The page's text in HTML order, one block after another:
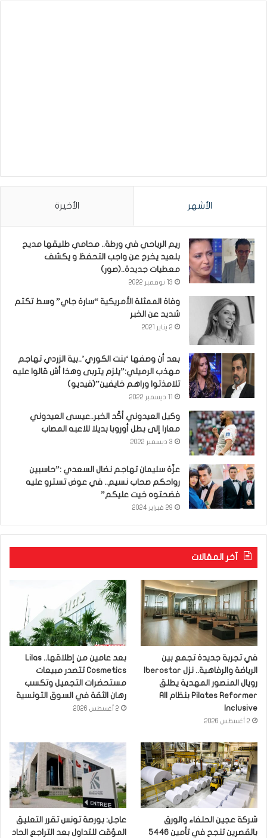
الأشهر الأخيرة
ريم الرياحي في ورطة.. محامي طليقها مديح
بلعيد يخرج عن واجب التحفظ و يكشف
معطيات جديدة..(صور)
13 نوفمبر 2022
وفاة الممثلة الأمريكية “سارة جاي” وسط تكتم
شديد عن الخبر
2 يناير 2021
بعد أن وصفها ‘بنت الكوري’..بية الزردي تهاجم
مهذب الرميلي:”يلزم يتربى وهذا أش قالوا عليه
تلامذتوا وراهم خايفين”(فيديو)
وكيل العيدوني أكّد الخبر..عيسى العيدوني
معارا إلى بطل أوروبا بديلا للاعبه المصاب
3 ديسمبر 2022
عزّة سليمان تهاجم نضال السعدي :”حاسبين
رواحكم صحاب نسيم.. في عوض تسترو عليه
فضحتوه خيت عليكم”
29 فبراير 2024
آخر المقالات
في تجربة جديدة تجمع بين
رويال المنصور المهدية يطلق
Pilates Reformer بنظام All
Inclusive
2 أغسطس 2026
بعد عامين من إطلاقها.. Lilas
Cosmetics تتصدر مبيعات
مستحضرات التجميل وتكسب
رهان الثقة في السوق التونسية
2 أغسطس 2026
شركة عجين الحلفاء والورق
بالقصرين تنجح في تأمين 5446
عاجل: بورصة تونس تقرر التعليق
المؤقت للتداول بعد التراجع الحاد